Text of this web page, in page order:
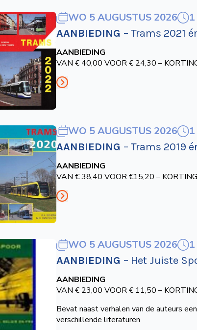
WO 5 AUGUSTUS 2026
AANBIEDING – Trams 2021
AANBIEDING
VAN € 40,00 VOOR € 24,30 –
WO 5 AUGUSTUS 2026
AANBIEDING – Trams 2019
AANBIEDING
VAN € 38,40 VOOR €15,20 –
WO 5 AUGUSTUS 2026
AANBIEDING – Het Juiste
AANBIEDING
VAN € 23,00 VOOR € 11,50 –
Bevat naast verhalen van de auteurs
verschillende literaturen